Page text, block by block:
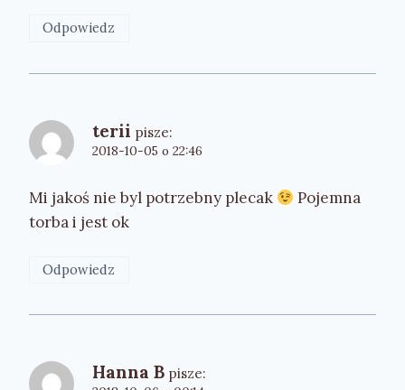
Odpowiedz
terii pisze:
2018-10-05 o 22:46
Mi jakoś nie byl potrzebny plecak
Pojemna
torba i jest ok
Odpowiedz
Hanna B pisze: